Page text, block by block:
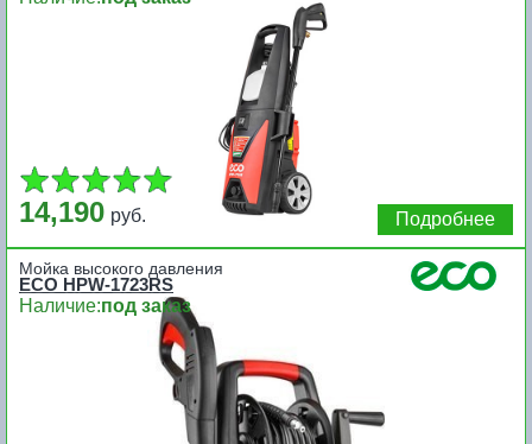
14,190 руб. Подробнее
Мойка высокого давления
ECO HPW-1723RS
Наличие:под заказ